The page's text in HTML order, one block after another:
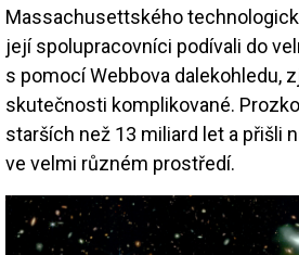
Massachusettského
její spolupracovníci podívali do
s pomocí Webbova dalekohledu,
skutečnosti komplikované.
starších než 13 miliard let a přišli
ve velmi různém prostředí.